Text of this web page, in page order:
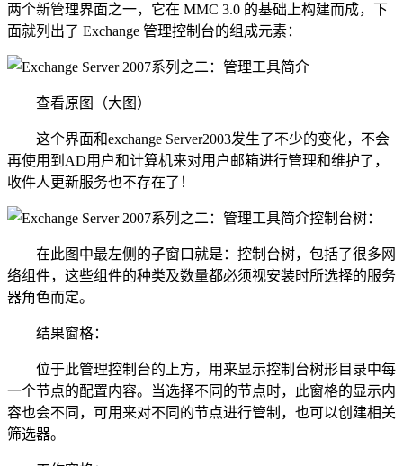
两个新管理界面之一，它在 MMC 3.0 的基础上构建而成，下
面就列出了 Exchange 管理控制台的组成元素：
查看原图（大图）
这个界面和exchange Server2003发生了不少的变化，不会
再使用到AD用户和计算机来对用户邮箱进行管理和维护了，
收件人更新服务也不存在了！
控制台树：
在此图中最左侧的子窗口就是：控制台树，包括了很多网
络组件，这些组件的种类及数量都必须视安装时所选择的服务
器角色而定。
结果窗格：
位于此管理控制台的上方，用来显示控制台树形目录中每
一个节点的配置内容。当选择不同的节点时，此窗格的显示内
容也会不同，可用来对不同的节点进行管制，也可以创建相关
筛选器。